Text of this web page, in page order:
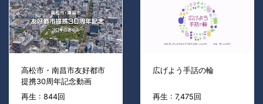
高松市・南昌市友好都市
提携30周年記念動画
再生 : 844回
広げよう手話の輪
再生 : 7,475回